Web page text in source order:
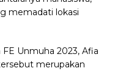
memadati lokasi
Unmuha 2023, Afia
merupakan